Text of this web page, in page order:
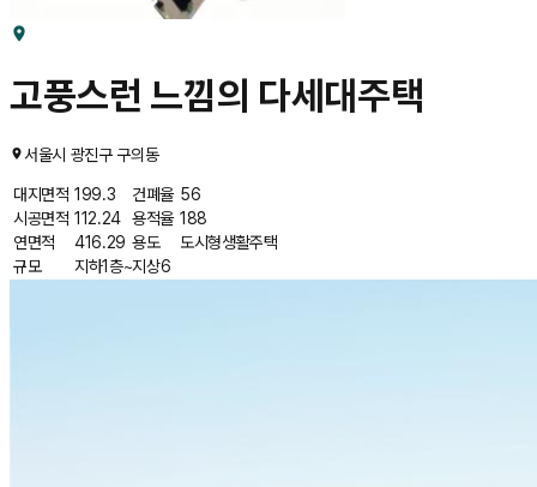
고풍스런 느낌의 다세대주택
서울시 광진구 구의동
대지면적 199.3 건폐율 56
시공면적 112.24 용적율 188
연면적
416.29 용도
도시형생활주택
규모
지하1층~지상6